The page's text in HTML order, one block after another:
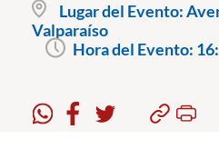
Pregrado
Postgrado
Formación Continua
Lugar del Evento:
Valparaíso
Hora del Evento: